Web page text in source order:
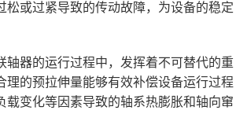
松或过紧导致的传动故障，为设备的稳定
轴器的运行过程中，发挥着不可替代的重
理的预拉伸量能够有效补偿设备运行过程
载变化等因素导致的轴系热膨胀和轴向窜